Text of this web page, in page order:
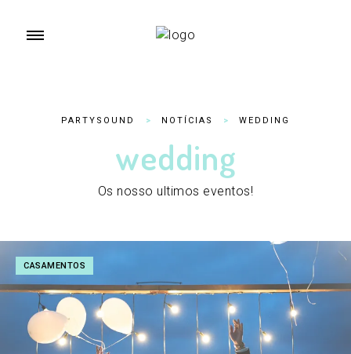
PARTYSOUND > NOTÍCIAS > WEDDING
wedding
Os nosso ultimos eventos!
CASAMENTOS